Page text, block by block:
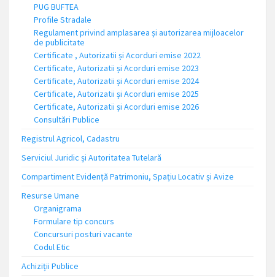
PUG BUFTEA
Profile Stradale
Regulament privind amplasarea și autorizarea mijloacelor
de publicitate
Certificate , Autorizatii și Acorduri emise 2022
Certificate, Autorizatii și Acorduri emise 2023
Certificate, Autorizatii și Acorduri emise 2024
Certificate, Autorizatii și Acorduri emise 2025
Certificate, Autorizatii și Acorduri emise 2026
Consultări Publice
Registrul Agricol, Cadastru
Serviciul Juridic și Autoritatea Tutelară
Compartiment Evidență Patrimoniu, Spațiu Locativ și Avize
Resurse Umane
Organigrama
Formulare tip concurs
Concursuri posturi vacante
Codul Etic
Achiziții Publice